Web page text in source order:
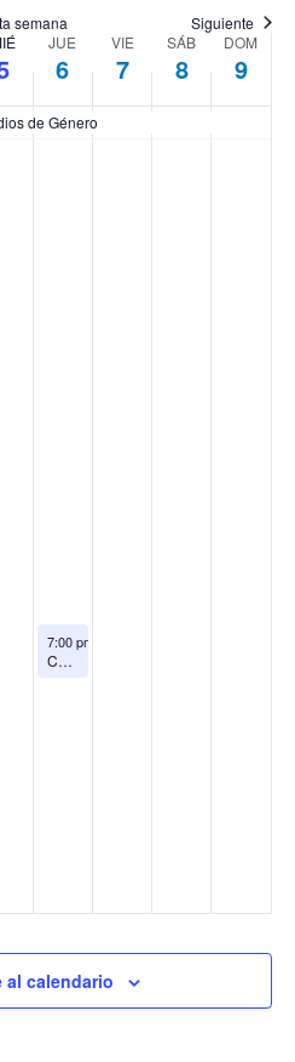
semana Siguiente
JUE
6
VIE
7
SÁB
8
DOM
9
de Género
August 6, 2026
7:00 pm
Concierto Día de la Niñez
al calendario